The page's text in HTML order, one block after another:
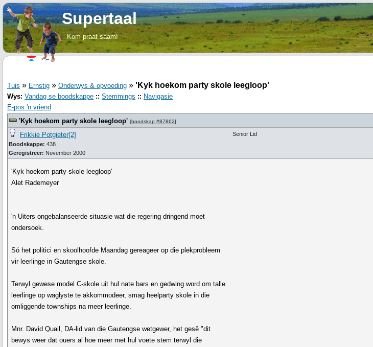
Supertaal
Kom praat saam!
Tuis » Ernstig » Onderwys & opvoeding » 'Kyk hoekom party skole leegloop'
Wys: Vandag se boodskappe :: Stemmings :: Navigasie
E-pos 'n vriend
'Kyk hoekom party skole leegloop' [boodskap #87862]
Frikkie Potgieter[2]
Boodskappe: 438
Geregistreer: November 2000
Senior Lid
'Kyk hoekom party skole leegloop'
Alet Rademeyer
'n Uiters ongebalanseerde situasie wat die regering dringend moet
ondersoek.
Só het politici en skoolhoofde Maandag gereageer op die plekprobleem
vir leerlinge in Gautengse skole.
Terwyl gewese model C-skole uit hul nate bars en gedwing word om talle
leerlinge op waglyste te akkommodeer, smag heelparty skole in die
omliggende townships na meer leerlinge.
Mnr. David Quail, DA-lid van die Gautengse wetgewer, het gesê "dit
bewys weer dat ouers al hoe meer met hul voete stem terwyl die